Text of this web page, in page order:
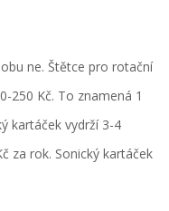
ne. Štětce pro rotační
250 Kč. To znamená 1
kartáček vydrží 3-4
za rok. Sonický kartáček